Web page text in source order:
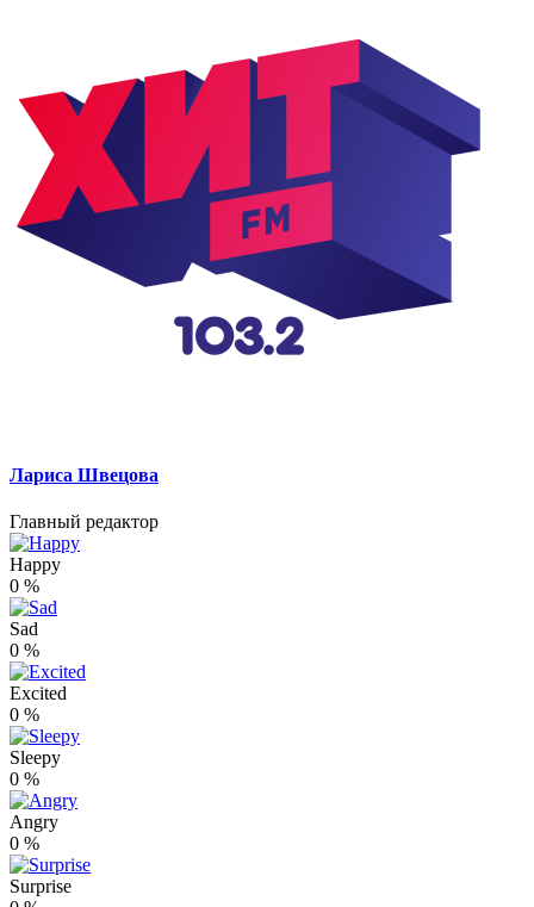
Лариса Швецова
Главный редактор
Happy
0 %
Sad
0 %
Excited
0 %
Sleepy
0 %
Angry
0 %
Surprise